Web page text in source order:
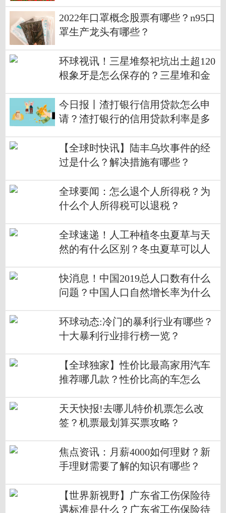
2022年口罩概念股票有哪些？n95口
罩生产龙头有哪些？
环球视讯！三星堆祭祀坑出土超120
根象牙是怎么保存的？三星堆和金
今日报丨渣打银行信用贷款怎么申
请？渣打银行的信用贷款利率是多
【全球时快讯】陆丰乌坎事件的经
过是什么？解决措施有哪些？
全球要闻：怎么退个人所得税？为
什么个人所得税可以退税？
全球速递！人工种植冬虫夏草与天
然的有什么区别？冬虫夏草可以人
快消息！中国2019总人口数有什么
问题？中国人口自然增长率为什么
环球动态:冷门的暴利行业有哪些？
十大暴利行业排行榜一览？
【全球独家】性价比最高家用汽车
推荐哪几款？性价比高的车怎么
天天快报!去哪儿特价机票怎么改
签？机票最划算买票攻略？
焦点资讯：月薪4000如何理财？新
手理财需要了解的知识有哪些？
【世界新视野】广东省工伤保险待
遇标准是什么？广东省工伤保险待